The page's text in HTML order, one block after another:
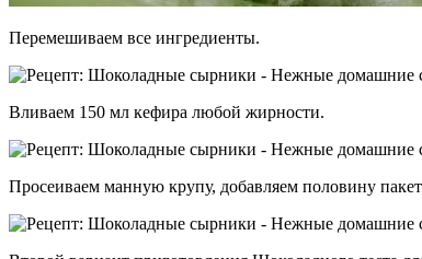
Перемешиваем все ингредиенты.
Вливаем 150 мл кефира любой жирности.
Просеиваем манную крупу, добавляем половину